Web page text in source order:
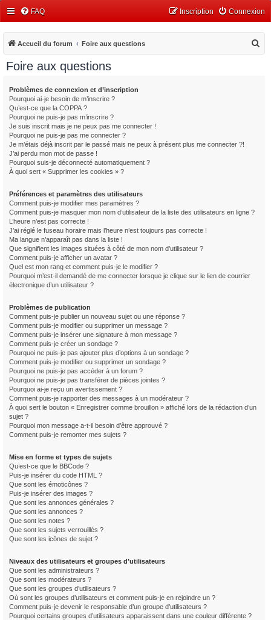
FAQ Connexion
Inscription
Accueil du forum Foire aux questions
Foire aux questions
Problèmes de connexion et d’inscription
Pourquoi ai-je besoin de m’inscrire ?
Qu’est-ce que la COPPA ?
Pourquoi ne puis-je pas m’inscrire ?
Je suis inscrit mais je ne peux pas me connecter !
Pourquoi ne puis-je pas me connecter ?
Je m’étais déjà inscrit par le passé mais ne peux à présent plus me connecter ?!
J’ai perdu mon mot de passe !
Pourquoi suis-je déconnecté automatiquement ?
À quoi sert « Supprimer les cookies » ?
Préférences et paramètres des utilisateurs
Comment puis-je modifier mes paramètres ?
Comment puis-je masquer mon nom d’utilisateur de la liste des utilisateurs en ligne ?
L’heure n’est pas correcte !
J’ai réglé le fuseau horaire mais l’heure n’est toujours pas correcte !
Ma langue n’apparaît pas dans la liste !
Que signifient les images situées à côté de mon nom d’utilisateur ?
Comment puis-je afficher un avatar ?
Quel est mon rang et comment puis-je le modifier ?
Pourquoi m’est-il demandé de me connecter lorsque je clique sur le lien de courrier
électronique d’un utilisateur ?
Problèmes de publication
Comment puis-je publier un nouveau sujet ou une réponse ?
Comment puis-je modifier ou supprimer un message ?
Comment puis-je insérer une signature à mon message ?
Comment puis-je créer un sondage ?
Pourquoi ne puis-je pas ajouter plus d’options à un sondage ?
Comment puis-je modifier ou supprimer un sondage ?
Pourquoi ne puis-je pas accéder à un forum ?
Pourquoi ne puis-je pas transférer de pièces jointes ?
Pourquoi ai-je reçu un avertissement ?
Comment puis-je rapporter des messages à un modérateur ?
À quoi sert le bouton « Enregistrer comme brouillon » affiché lors de la rédaction d’un
sujet ?
Pourquoi mon message a-t-il besoin d’être approuvé ?
Comment puis-je remonter mes sujets ?
Mise en forme et types de sujets
Qu’est-ce que le BBCode ?
Puis-je insérer du code HTML ?
Que sont les émoticônes ?
Puis-je insérer des images ?
Que sont les annonces générales ?
Que sont les annonces ?
Que sont les notes ?
Que sont les sujets verrouillés ?
Que sont les icônes de sujet ?
Niveaux des utilisateurs et groupes d’utilisateurs
Que sont les administrateurs ?
Que sont les modérateurs ?
Que sont les groupes d’utilisateurs ?
Où sont les groupes d’utilisateurs et comment puis-je en rejoindre un ?
Comment puis-je devenir le responsable d’un groupe d’utilisateurs ?
Pourquoi certains groupes d’utilisateurs apparaissent dans une couleur différente ?